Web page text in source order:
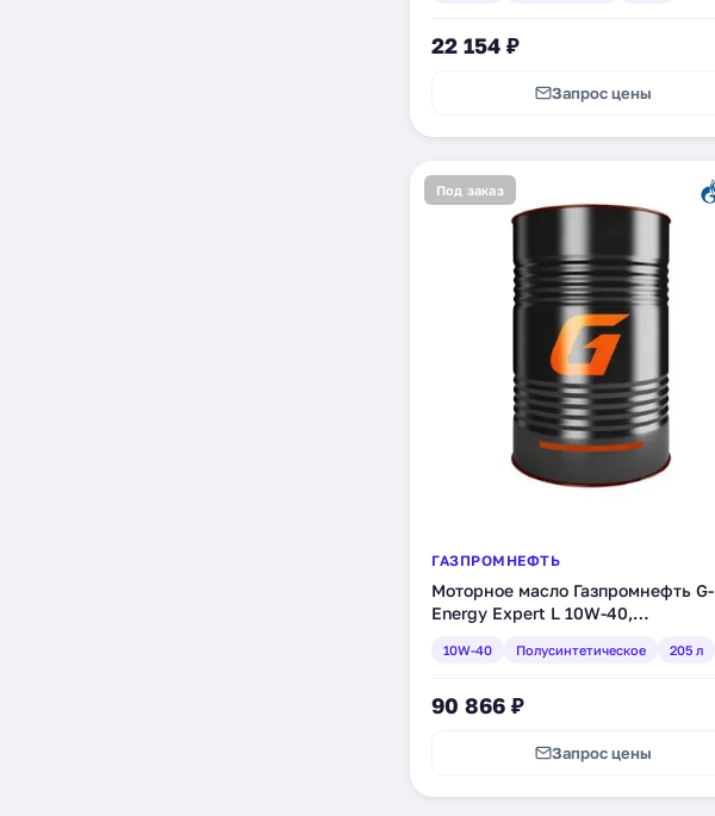
22 154 ₽
Запрос цены
Под заказ
ГАЗПРОМНЕФТЬ
Моторное масло Газпромнефть G-
Energy Expert L 10W-40,
10W-40 Полусинтетическое 205 л
90 866 ₽
Запрос цены